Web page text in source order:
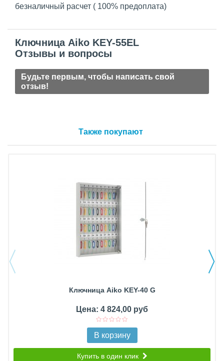
безналичный расчет ( 100% предоплата)
Ключница Aiko KEY-55EL
Отзывы и вопросы
Будьте первым, чтобы написать свой
отзыв!
Также покупают
Ключница Aiko KEY-40 G
Цена: 4 824,00 руб
В корзину
Купить в один клик